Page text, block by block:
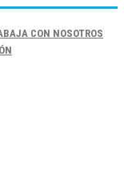
CON NOSOTROS